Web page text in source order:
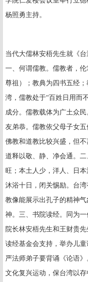
杨照勇主持。
当代大儒林安梧先生就《
一、何谓儒教。儒教者，
尊祖）；教典为四书五经
湾，儒教处于“百姓日用而
成分。儒教载体为广土众
友弟恭。儒教依父母子女
佛教和道教比较兴盛，但
道释以敬、静、净会通。
旺；本土人少，洋人、日
沐浴十日，闭关惕励。台
教像能展示出孔子的精神
神。三、书院读经。同为
院长林安梧先生和王财贵
读经基金会支持，举办儿
严法师弟子要背诵《论语
文化复兴运动，保台湾以